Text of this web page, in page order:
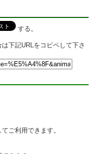
する。
下記URLをコピペして下さ
ご利用できます。